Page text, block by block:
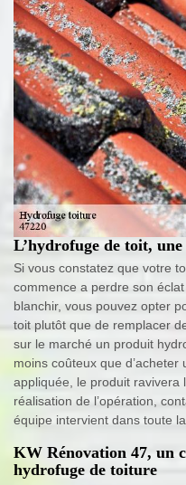
L’hydrofuge de toit,
Si vous constatez que votre
commence a perdre son éclat
blanchir, vous pouvez opter
toit plutôt que de remplacer
sur le marché un produit
moins coûteux que
appliquée, le produit ravivera
réalisation de l’opération,
équipe intervient dans toute
KW Rénovation 47, un
hydrofuge de toiture